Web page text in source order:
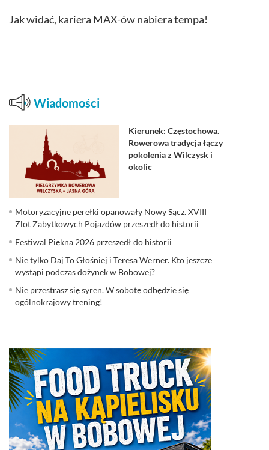
Jak widać, kariera MAX-ów nabiera tempa!
Wiadomości
Kierunek: Częstochowa.
Rowerowa tradycja łączy
pokolenia z Wilczysk i
okolic
Motoryzacyjne perełki opanowały Nowy Sącz. XVIII
Zlot Zabytkowych Pojazdów przeszedł do historii
Festiwal Piękna 2026 przeszedł do historii
Nie tylko Daj To Głośniej i Teresa Werner. Kto jeszcze
wystąpi podczas dożynek w Bobowej?
Nie przestrasz się syren. W sobotę odbędzie się
ogólnokrajowy trening!